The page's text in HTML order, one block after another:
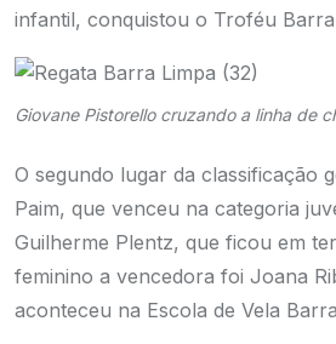
infantil, conquistou o Troféu Barra
Giovane Pistorello cruzando a linha de
O segundo lugar da classificação
Paim, que venceu na categoria
Guilherme Plentz, que ficou em
feminino a vencedora foi Joana
aconteceu na Escola de Vela